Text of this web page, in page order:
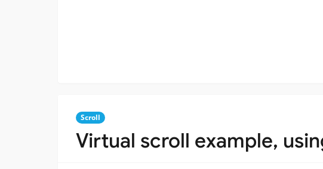
Scroll
Virtual scroll example,